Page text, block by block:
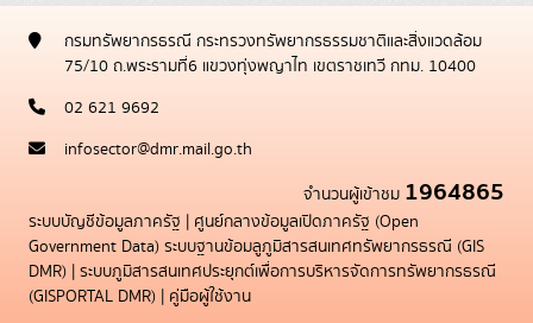
กรมทรัพยากรธรณี กระทรวงทรัพยากรธรรมชาติและสิ่งแวดล้อม
75/10 ถ.พระรามที่6 แขวงทุ่งพญาไท เขตราชเทวี กทม. 10400
02 621 9692
infosector@dmr.mail.go.th
จำนวนผู้เข้าชม 1964865
ระบบบัญชีข้อมูลภาครัฐ | ศูนย์กลางข้อมูลเปิดภาครัฐ (Open
Government Data) ระบบฐานข้อมลูภูมิสารสนเทศทรัพยากรธรณี (GIS
DMR) | ระบบภูมิสารสนเทศประยุกต์เพื่อการบริหารจัดการทรัพยากรธรณี
(GISPORTAL DMR) | คู่มือผู้ใช้งาน